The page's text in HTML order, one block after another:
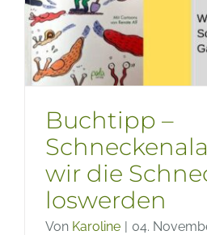
Buchtipp –
wir die
loswerden
Von Karoline | 04.